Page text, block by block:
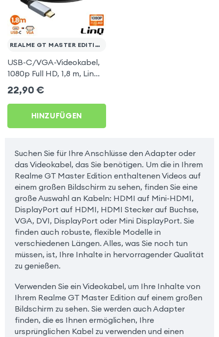
REALME GT MASTER EDITION
USB-C/VGA-Videokabel,
1080p Full HD, 1,8 m, LinQ
für Realme GT Master
Edition
22,90 €
HINZUFÜGEN
Suchen Sie für Ihre Anschlüsse den Adapter oder
das Videokabel, das Sie benötigen. Um die in Ihrem
Realme GT Master Edition enthaltenen Videos auf
einem großen Bildschirm zu sehen, finden Sie eine
große Auswahl an Kabeln: HDMI auf Mini-HDMI,
DisplayPort auf HDMI, HDMI Stecker auf Buchse,
VGA, DVI, DisplayPort oder Mini DisplayPort. Sie
finden auch robuste, flexible Modelle in
verschiedenen Längen. Alles, was Sie noch tun
müssen, ist, Ihre Inhalte in hervorragender Qualität
zu genießen.
Verwenden Sie ein Videokabel, um Ihre Inhalte von
Ihrem Realme GT Master Edition auf einem großen
Bildschirm zu sehen. Sie werden auch Adapter
finden, die es Ihnen ermöglichen, Ihre
ursprünglichen Kabel zu verwenden und einen